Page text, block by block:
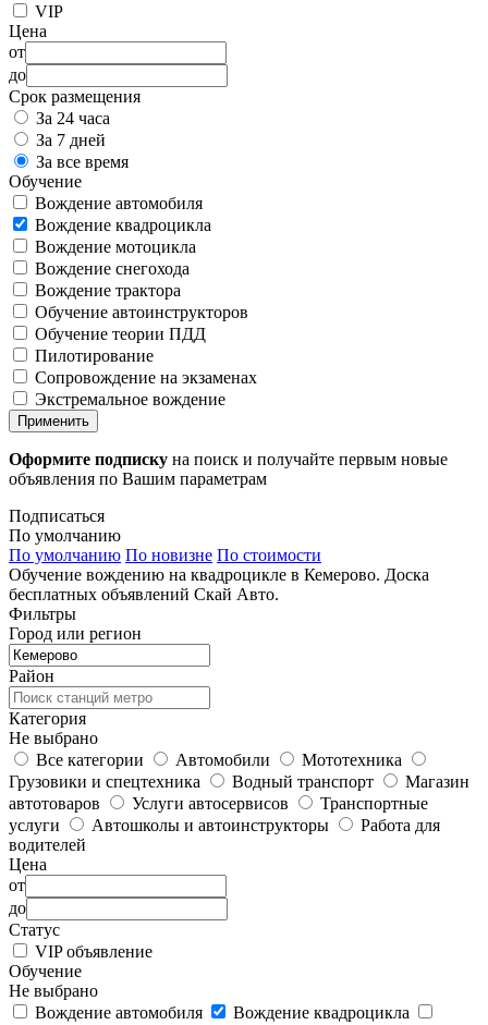
VIP
Цена
от
до
Срок размещения
За 24 часа
За 7 дней
За все время
Обучение
Вождение автомобиля
Вождение квадроцикла
Вождение мотоцикла
Вождение снегохода
Вождение трактора
Обучение автоинструкторов
Обучение теории ПДД
Пилотирование
Сопровождение на экзаменах
Экстремальное вождение
Применить
Оформите подписку на поиск и получайте первым новые
объявления по Вашим параметрам
Подписаться
По умолчанию
По умолчанию По новизне По стоимости
Обучение вождению на квадроцикле в Кемерово. Доска
бесплатных объявлений Скай Авто.
Фильтры
Город или регион
Район
Категория
Не выбрано
Все категории
Автомобили
Мототехника
Грузовики и спецтехника
Водный транспорт
Магазин
автотоваров
Услуги автосервисов
Транспортные
услуги
Автошколы и автоинструкторы
Работа для
водителей
Цена
от
до
Статус
VIP объявление
Обучение
Не выбрано
Вождение автомобиля
Вождение квадроцикла